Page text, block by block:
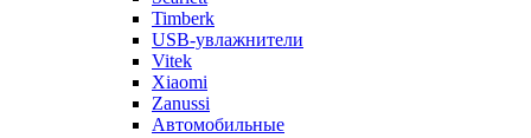
Timberk
USB-увлажнители
Vitek
Xiaomi
Zanussi
Автомобильные